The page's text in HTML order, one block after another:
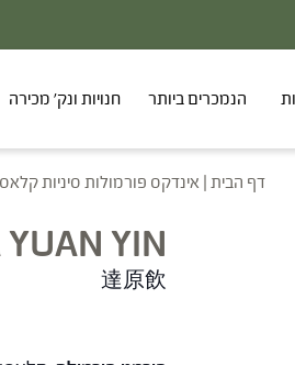
הנמכרים ביותר חנויות ונק' מכירה
דף הבית | אינדקס פורמולות סיניות
YUAN YIN
達原飲